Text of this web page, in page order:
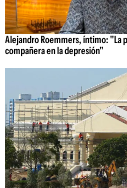
Alejandro Roemmers, íntimo: "La
compañera en la depresión"